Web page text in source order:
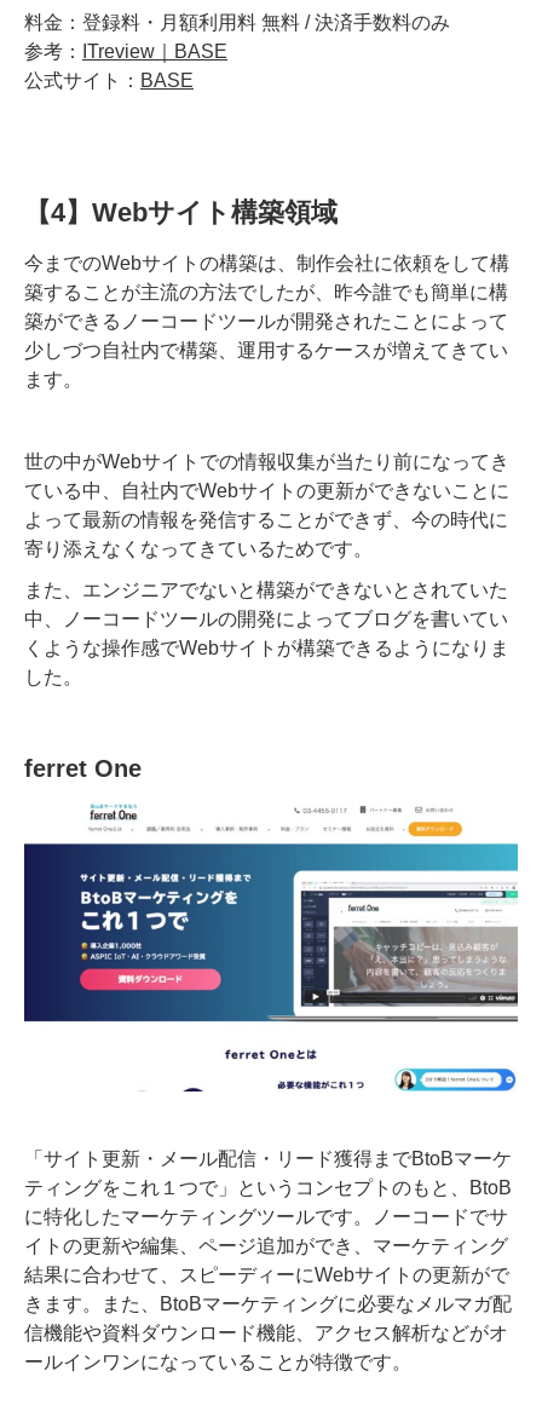
料金：登録料・月額利用料 無料 / 決済手数料のみ
参考：
ITreview｜BASE
公式サイト： BASE
【4】Webサイト構築領域
今までのWebサイトの構築は、制作会社に依頼をして構
築することが主流の方法でしたが、昨今誰でも簡単に構
築ができるノーコードツールが開発されたことによって
少しづつ自社内で構築、運用するケースが増えてきてい
ます。
世の中がWebサイトでの情報収集が当たり前になってき
ている中、自社内でWebサイトの更新ができないことに
よって最新の情報を発信することができず、今の時代に
寄り添えなくなってきているためです。
また、エンジニアでないと構築ができないとされていた
中、ノーコードツールの開発によってブログを書いてい
くような操作感でWebサイトが構築できるようになりま
した。
ferret One
「サイト更新・メール配信・リード獲得までBtoBマーケ
ティングをこれ１つで」というコンセプトのもと、BtoB
に特化したマーケティングツールです。ノーコードでサ
イトの更新や編集、ページ追加ができ、マーケティング
結果に合わせて、スピーディーにWebサイトの更新がで
きます。また、BtoBマーケティングに必要なメルマガ配
信機能や資料ダウンロード機能、アクセス解析などがオ
ールインワンになっていることが特徴です。